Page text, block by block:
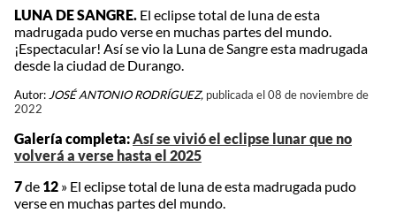
LUNA DE SANGRE. El eclipse total de luna de esta
madrugada pudo verse en muchas partes del mundo.
¡Espectacular! Así se vio la Luna de Sangre esta madrugada
desde la ciudad de Durango.
Autor:JOSÉ ANTONIO RODRÍGUEZ, publicada el 08 de noviembre de
2022
Galería completa:Así se vivió el eclipse lunar que no
volverá a verse hasta el 2025
7de 12 » El eclipse total de luna de esta madrugada pudo
verse en muchas partes del mundo.